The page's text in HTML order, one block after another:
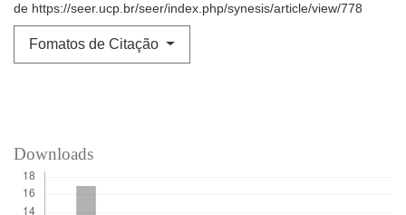
de https://seer.ucp.br/seer/index.php/synesis/article/view/778
Fomatos de Citação
Downloads